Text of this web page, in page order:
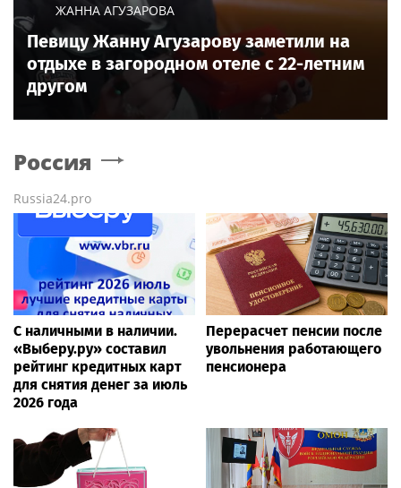
ЖАННА АГУЗАРОВА
Певицу Жанну Агузарову заметили на
отдыхе в загородном отеле с 22-летним
другом
Россия
Russia24.pro
С наличными в наличии.
«Выберу.ру» составил
рейтинг кредитных карт
для снятия денег за июль
2026 года
Перерасчет пенсии после
увольнения работающего
пенсионера